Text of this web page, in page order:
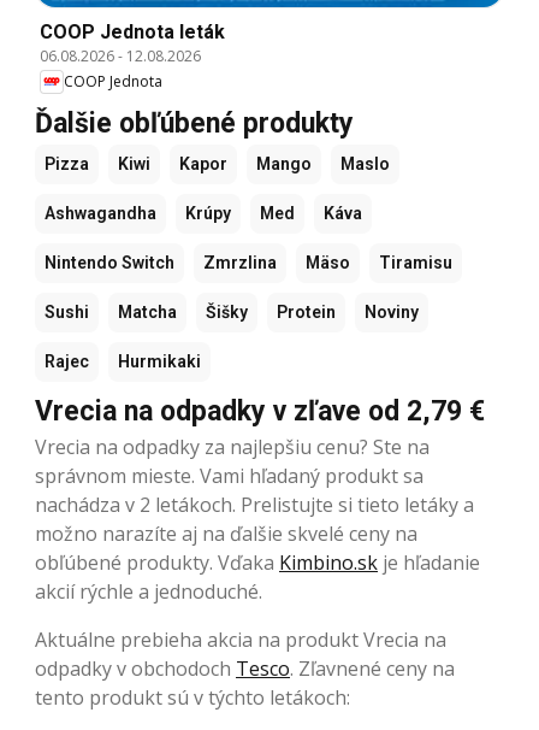
COOP Jednota leták
06.08.2026- 12.08.2026
COOP Jednota
Ďalšie obľúbené produkty
Pizza Kiwi Kapor Mango Maslo
Ashwagandha Krúpy Med Káva
Nintendo Switch Zmrzlina Mäso Tiramisu
Sushi Matcha Šišky Protein Noviny
Rajec Hurmikaki
Vrecia na odpadky v zľave od 2,79 €
Vrecia na odpadky za najlepšiu cenu? Ste na
správnom mieste. Vami hľadaný produkt sa
nachádza v 2 letákoch. Prelistujte si tieto letáky a
možno narazíte aj na ďalšie skvelé ceny na
obľúbené produkty. Vďaka Kimbino.sk je hľadanie
akcií rýchle a jednoduché.
Aktuálne prebieha akcia na produkt Vrecia na
odpadky v obchodoch Tesco. Zľavnené ceny na
tento produkt sú v týchto letákoch: